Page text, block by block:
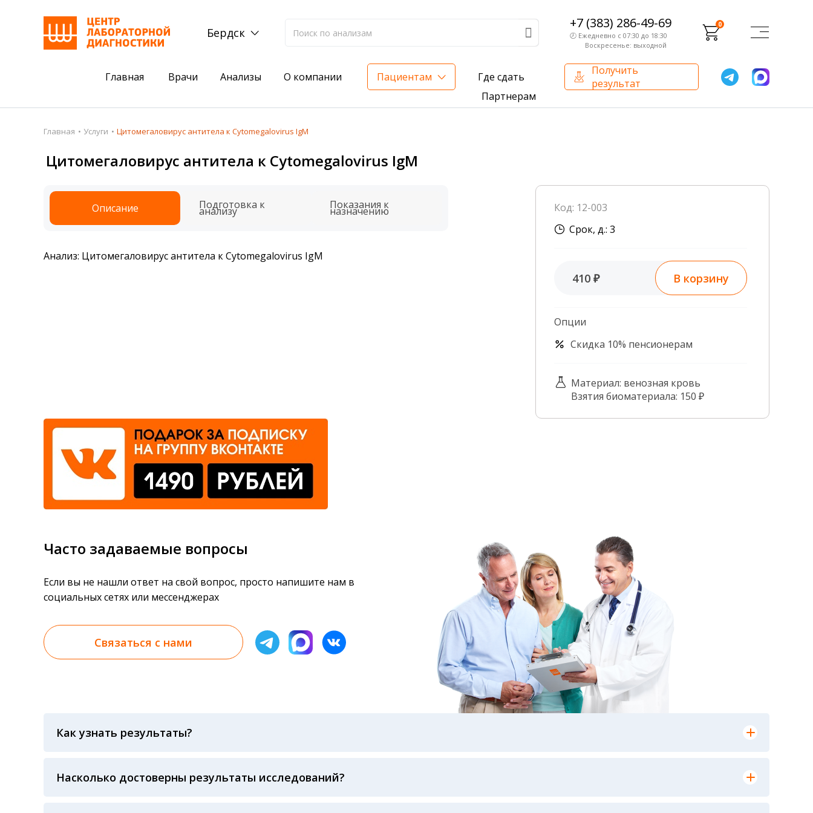
Бердск
+7 (383) 286-49-69
🕗 Ежедневно с 07:30 до 18:30
Воскресенье: выходной
0
Главная Врачи Анализы О компании Пациентам
Где сдать
Партнерам
Получить
результат
Пациентам
Акции
Подготовка к анализам
Получить результаты
Налоговый вычет
Акции
Комплексный анализ на жирорастворимые витамины — всего 3 999 ₽
Сдать клеща на анализ для проверки на наличие инфекций
Внутренний аудит
Сотрудники лаборатории
Главная Услуги Цитомегаловирус антитела к Cytomegalovirus IgM
Цитомегаловирус антитела к Cytomegalovirus IgM
Описание Подготовка к
анализу Показания к
назначению
Анализ: Цитомегаловирус антитела к Cytomegalovirus IgM
Код: 12-003
Срок, д.: 3
410 ₽ В корзину
Опции
Скидка 10% пенсионерам
Материал: венозная кровь
Взятия биоматериала: 150 ₽
Часто задаваемые вопросы
Если вы не нашли ответ на свой вопрос, просто напишите нам в
социальных сетях или мессенджерах
Связаться с нами
Как узнать результаты?
анализов при предъявлении паспорта или чека об оплате
Насколько достоверны результаты исследований?
Гарантия качества лабораторных тестов обеспечивается соблюдением международных стандартов выполнения лабораторных исследований и